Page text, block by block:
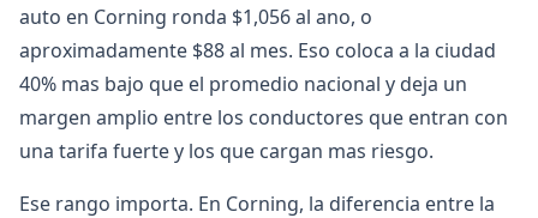
auto en Corning ronda $1,056 al ano, o
aproximadamente $88 al mes. Eso coloca a la ciudad
40% mas bajo que el promedio nacional y deja un
margen amplio entre los conductores que entran con
una tarifa fuerte y los que cargan mas riesgo.
Ese rango importa. En Corning, la diferencia entre la